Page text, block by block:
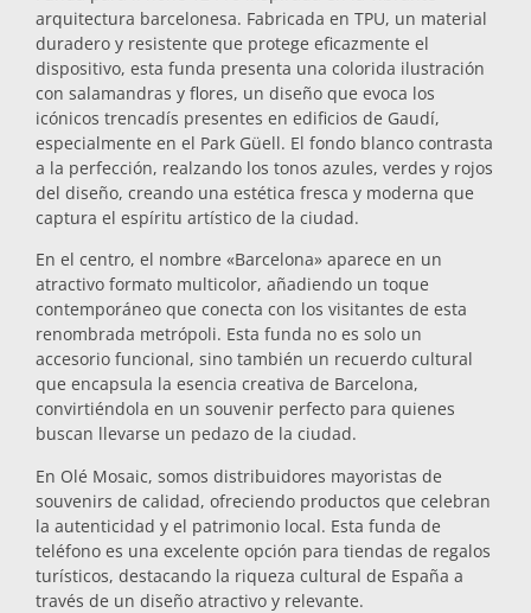
Aceiteras
Salvamanteles
Vasos
Vasos de chupito
Souvenirs por ciudad
Souvenirs de España
arquitectura barcelonesa. Fabricada en TPU, un material
duradero y resistente que protege eficazmente el
dispositivo, esta funda presenta una colorida ilustración
con salamandras y flores, un diseño que evoca los
icónicos trencadís presentes en edificios de Gaudí,
especialmente en el Park Güell. El fondo blanco contrasta
a la perfección, realzando los tonos azules, verdes y rojos
del diseño, creando una estética fresca y moderna que
captura el espíritu artístico de la ciudad.
En el centro, el nombre «Barcelona» aparece en un
atractivo formato multicolor, añadiendo un toque
contemporáneo que conecta con los visitantes de esta
renombrada metrópoli. Esta funda no es solo un
accesorio funcional, sino también un recuerdo cultural
que encapsula la esencia creativa de Barcelona,
convirtiéndola en un souvenir perfecto para quienes
buscan llevarse un pedazo de la ciudad.
En Olé Mosaic, somos distribuidores mayoristas de
souvenirs de calidad, ofreciendo productos que celebran
la autenticidad y el patrimonio local. Esta funda de
teléfono es una excelente opción para tiendas de regalos
turísticos, destacando la riqueza cultural de España a
través de un diseño atractivo y relevante.